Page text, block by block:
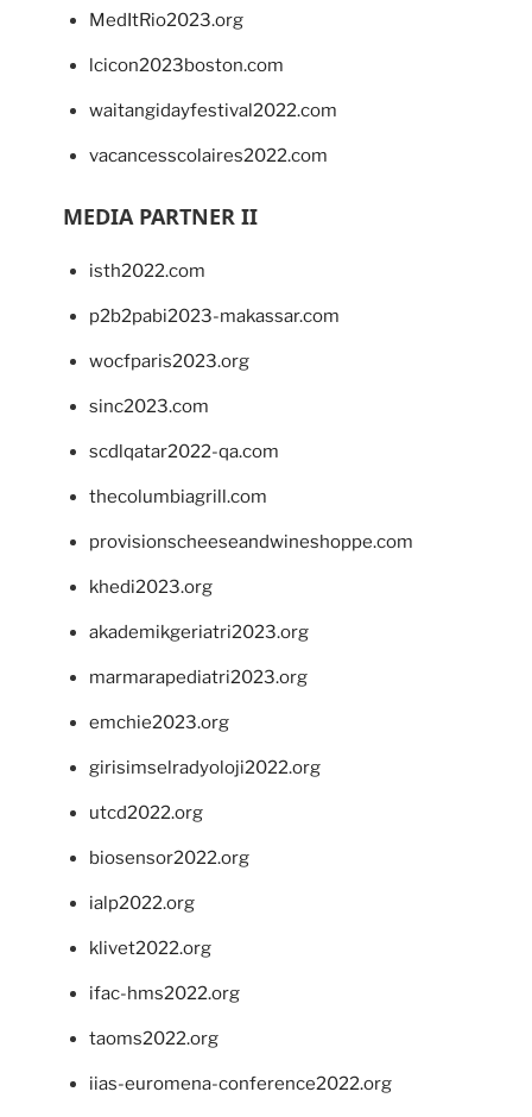
MedItRio2023.org
lcicon2023boston.com
waitangidayfestival2022.com
vacancesscolaires2022.com
MEDIA PARTNER II
isth2022.com
p2b2pabi2023-makassar.com
wocfparis2023.org
sinc2023.com
scdlqatar2022-qa.com
thecolumbiagrill.com
provisionscheeseandwineshoppe.com
khedi2023.org
akademikgeriatri2023.org
marmarapediatri2023.org
emchie2023.org
girisimselradyoloji2022.org
utcd2022.org
biosensor2022.org
ialp2022.org
klivet2022.org
ifac-hms2022.org
taoms2022.org
iias-euromena-conference2022.org